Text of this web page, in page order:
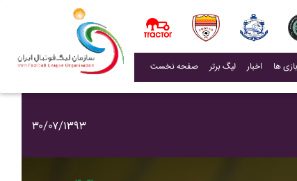
صفحه نخست لیگ برتر اخبار(current)
۳۰/۰۷/۱۳۹۳